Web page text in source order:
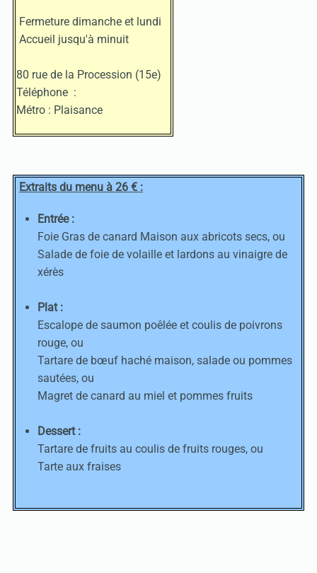
Fermeture dimanche et lundi
Accueil jusqu'à minuit
80 rue de la Procession (15e)
Téléphone :
Métro : Plaisance
Extraits du menu à 26 € :
Entrée :
Foie Gras de canard Maison aux abricots secs, ou
Salade de foie de volaille et lardons au vinaigre de
xérès
Plat :
Escalope de saumon poêlée et coulis de poivrons
rouge, ou
Tartare de bœuf haché maison, salade ou pommes
sautées, ou
Magret de canard au miel et pommes fruits
Dessert :
Tartare de fruits au coulis de fruits rouges, ou
Tarte aux fraises